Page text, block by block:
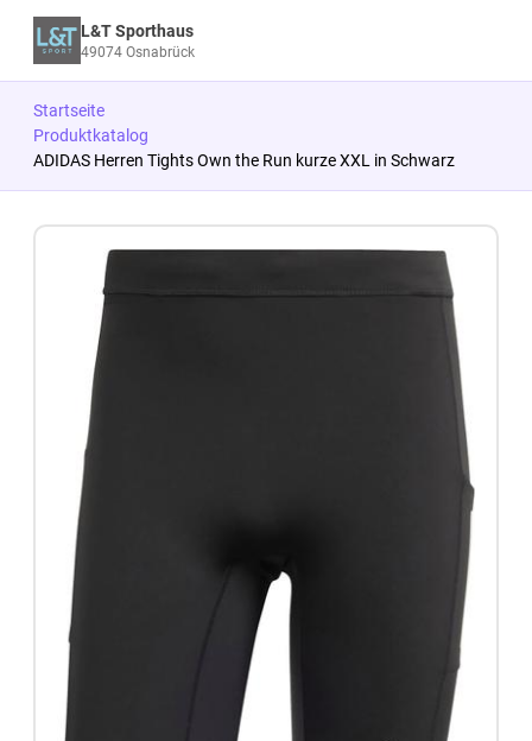
L&T Sporthaus
49074 Osnabrück
Startseite
Produktkatalog
ADIDAS Herren Tights Own the Run kurze XXL in Schwarz